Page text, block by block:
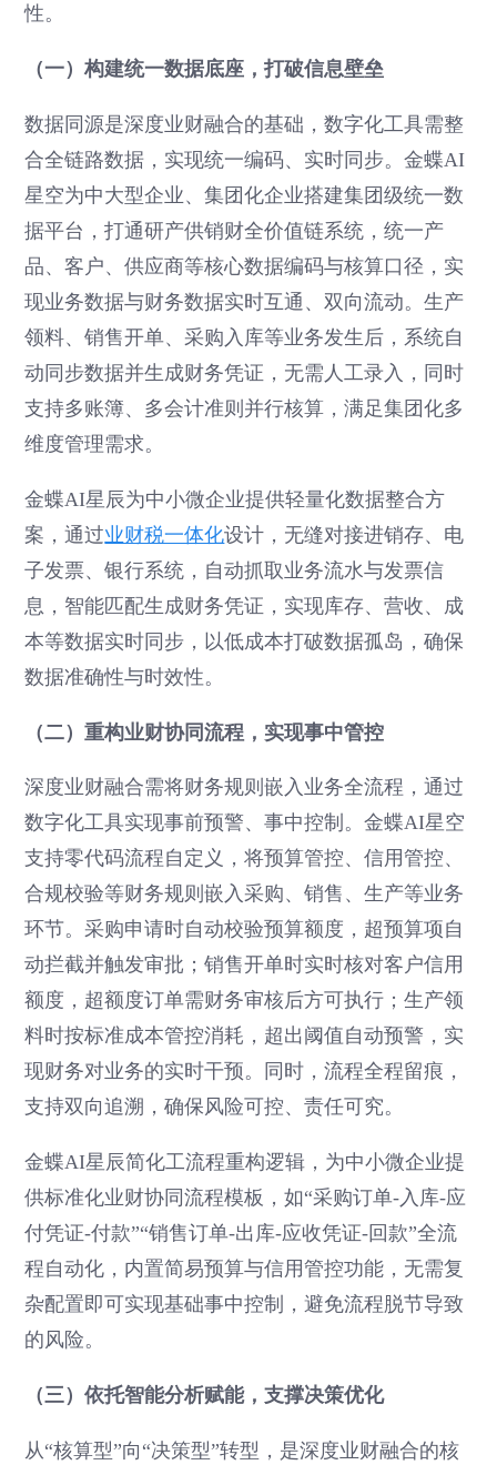
性。
（一）构建统一数据底座，打破信息壁垒
数据同源是深度业财融合的基础，数字化工具需整
合全链路数据，实现统一编码、实时同步。金蝶AI
星空为中大型企业、集团化企业搭建集团级统一数
据平台，打通研产供销财全价值链系统，统一产
品、客户、供应商等核心数据编码与核算口径，实
现业务数据与财务数据实时互通、双向流动。生产
领料、销售开单、采购入库等业务发生后，系统自
动同步数据并生成财务凭证，无需人工录入，同时
支持多账簿、多会计准则并行核算，满足集团化多
维度管理需求。
金蝶AI星辰为中小微企业提供轻量化数据整合方
案，通过业财税一体化设计，无缝对接进销存、电
子发票、银行系统，自动抓取业务流水与发票信
息，智能匹配生成财务凭证，实现库存、营收、成
本等数据实时同步，以低成本打破数据孤岛，确保
数据准确性与时效性。
（二）重构业财协同流程，实现事中管控
深度业财融合需将财务规则嵌入业务全流程，通过
数字化工具实现事前预警、事中控制。金蝶AI星空
支持零代码流程自定义，将预算管控、信用管控、
合规校验等财务规则嵌入采购、销售、生产等业务
环节。采购申请时自动校验预算额度，超预算项自
动拦截并触发审批；销售开单时实时核对客户信用
额度，超额度订单需财务审核后方可执行；生产领
料时按标准成本管控消耗，超出阈值自动预警，实
现财务对业务的实时干预。同时，流程全程留痕，
支持双向追溯，确保风险可控、责任可究。
金蝶AI星辰简化工流程重构逻辑，为中小微企业提
供标准化业财协同流程模板，如“采购订单-入库-应
付凭证-付款”“销售订单-出库-应收凭证-回款”全流
程自动化，内置简易预算与信用管控功能，无需复
杂配置即可实现基础事中控制，避免流程脱节导致
的风险。
（三）依托智能分析赋能，支撑决策优化
从“核算型”向“决策型”转型，是深度业财融合的核